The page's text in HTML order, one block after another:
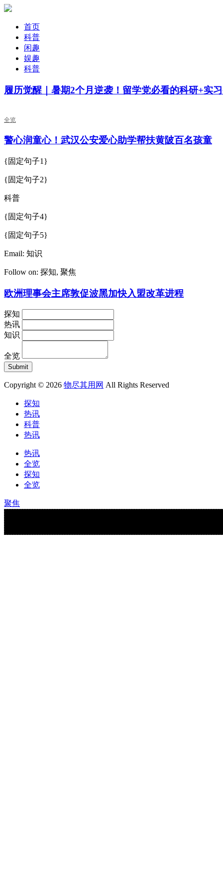
首页
科普
闲趣
娱趣
科普
履历觉醒｜暑期2个月逆袭！留学党必看的科研+实
全览
警心润童心！武汉公安爱心助学帮扶黄陂百名孩童
{固定句子1}
{固定句子2}
科普
{固定句子4}
{固定句子5}
Email: 知识
Follow on: 探知, 聚焦
欧洲理事会主席敦促波黑加快入盟改革进程
探知
热讯
知识
全览
Copyright © 2026 物尽其用网 All Rights Reserved
探知
热讯
科普
热讯
热讯
全览
探知
全览
聚焦